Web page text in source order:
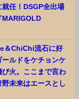
任！DSGP全出場
MARIGOLD
＆ChiChi流石に好
ルドをケチョンケ
火。ここまで言わ
未来はエースとし